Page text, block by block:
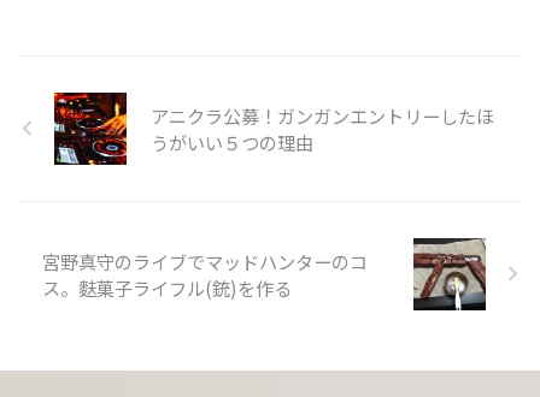
アニクラ公募！ガンガンエントリーしたほ
うがいい５つの理由
宮野真守のライブでマッドハンターのコ
ス。麩菓子ライフル(銃)を作る